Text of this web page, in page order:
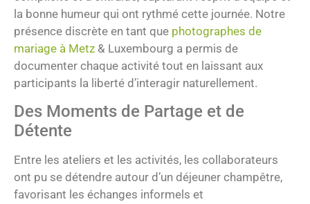
la bonne humeur qui ont rythmé cette journée. Notre
présence discrète en tant que photographes de
mariage à Metz & Luxembourg a permis de
documenter chaque activité tout en laissant aux
participants la liberté d’interagir naturellement.
Des Moments de Partage et de
Détente
Entre les ateliers et les activités, les collaborateurs
ont pu se détendre autour d’un déjeuner champêtre,
favorisant les échanges informels et